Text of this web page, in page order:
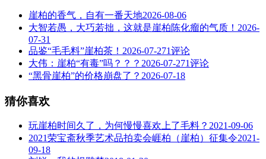
崖柏的香气，自有一番天地2026-08-06
大智若愚，大巧若拙，这就是崖柏陈化瘤的气质！ 2026-
07-31
品鉴“毛毛料”崖柏茶！ 2026-07-271评论
大伟：崖柏“有毒”吗？？？ 2026-07-271评论
“黑骨崖柏”的价格崩盘了？ 2026-07-18
猜你喜欢
玩崖柏时间久了，为何慢慢喜欢上了毛料？ 2021-09-06
2021荣宝斋秋季艺术品拍卖会崕柏（崖柏）征集令2021-
09-18